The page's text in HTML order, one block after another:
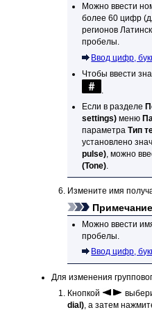
Можно ввести
более 60 цифр
регионов
пробелы.
Ввод цифр,
Чтобы ввести
Если в разделе
settings) меню
параметраТип
установлено
pulse) , можно
(Tone)
Измените имя
Можно ввести
пробелы.
Ввод цифр,
Для изменения
Кнопкой
dial) , а затем